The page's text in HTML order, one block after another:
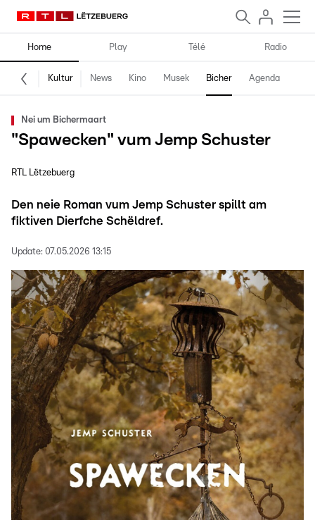
Home Play Télé Radio
Kultur News Kino Musek Bicher Agenda
Nei um Bichermaart
"Spawecken" vum Jemp Schuster
RTL Lëtzebuerg
Den neie Roman vum Jemp Schuster spillt am
fiktiven Dierfche Schëldref.
Update: 07.05.2026 13:15